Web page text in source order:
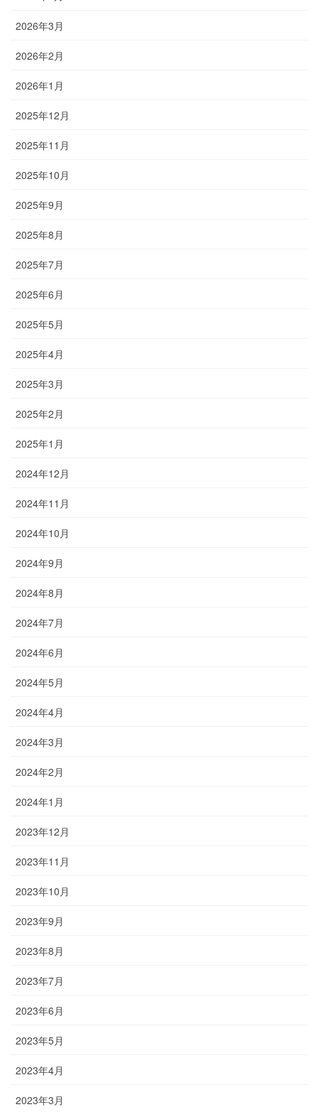
2026年3月
2026年2月
2026年1月
2025年12月
2025年11月
2025年10月
2025年9月
2025年8月
2025年7月
2025年6月
2025年5月
2025年4月
2025年3月
2025年2月
2025年1月
2024年12月
2024年11月
2024年10月
2024年9月
2024年8月
2024年7月
2024年6月
2024年5月
2024年4月
2024年3月
2024年2月
2024年1月
2023年12月
2023年11月
2023年10月
2023年9月
2023年8月
2023年7月
2023年6月
2023年5月
2023年4月
2023年3月